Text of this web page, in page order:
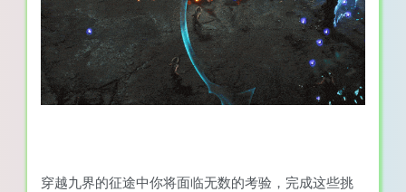
穿越九界的征途中你将面临无数的考验，完成这些挑